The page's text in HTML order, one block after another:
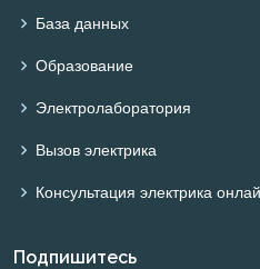
База данных
Образование
Электролаборатория
Вызов электрика
Консультация электрика
Подпишитесь